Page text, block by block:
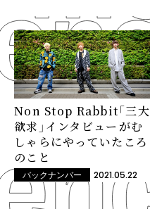
Non Stop Rabbit「三大
欲求」インタビュー――がむ
しゃらにやっていたころ
のこと
バックナンバー 2021.05.22